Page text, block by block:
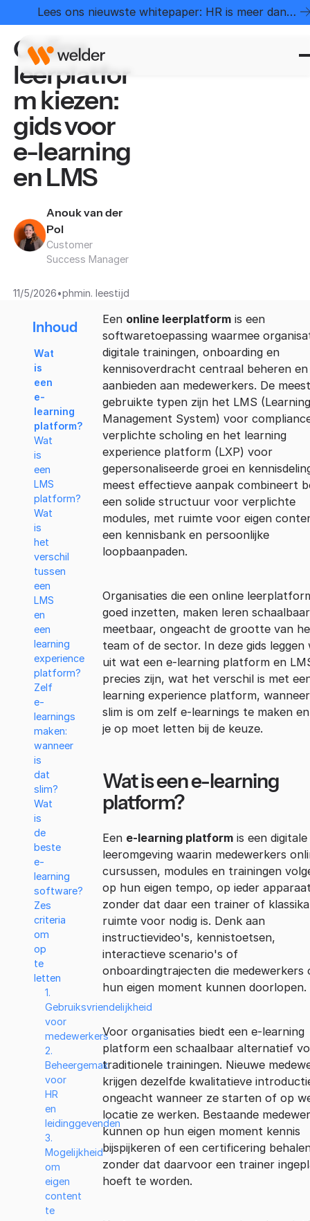
Lees ons nieuwste whitepaper: HR is meer dan
administratie
HomeKenniscentrum Online leerplatform kiezen: gids voor e-learning en LMS
Online
leerplatfor
m kiezen:
gids voor
e-learning
en LMS
Anouk van der
Pol
Customer
Success Manager
11/5/2026•phmin. leestijd
Inhoud
Wat
is
een
e-
learning
platform?
Wat
is
een
LMS
platform?
Wat
is
het
verschil
tussen
een
LMS
en
een
learning
experience
platform?
Zelf
e-
learnings
maken:
wanneer
is
dat
slim?
Wat
is
de
beste
e-
learning
software?
Zes
criteria
om
op
te
letten
1.
Gebruiksvriendelijkheid
voor
medewerkers
2.
Beheergemak
voor
HR
en
leidinggevenden
3.
Mogelijkheid
om
eigen
content
te
Een online leerplatformis een
softwaretoepassing waarmee
digitale trainingen, onboarding en
kennisoverdracht centraal beheren en
aanbieden aan medewerkers. De meest
gebruikte typen zijn het LMS (Learning
Management System) voor
verplichte scholing en het learning
experience platform (LXP) voor
gepersonaliseerde groei en
meest effectieve aanpak combineert
een solide structuur voor verplichte
modules, met ruimte voor eigen
een kennisbank en persoonlijke
loopbaanpaden.
Organisaties die een online
goed inzetten, maken leren
meetbaar, ongeacht de grootte van
team of de sector. In deze gids leggen
uit wat een e-learning platform en
precies zijn, wat het verschil is met
learning experience platform,
slim is om zelf e-learnings te maken
je op moet letten bij de keuze.
Wat is een e-learning
platform?
Een e-learning platformis een digitale
leeromgeving waarin medewerkers
cursussen, modules en trainingen
op hun eigen tempo, op ieder
zonder dat daar een trainer of
ruimte voor nodig is. Denk aan
instructievideo's, kennistoetsen,
interactieve scenario's of
onboardingtrajecten die medewerkers
hun eigen moment kunnen doorlopen.
Voor organisaties biedt een e-learning
platform een schaalbaar alternatief
traditionele trainingen. Nieuwe
krijgen dezelfde kwalitatieve
ongeacht wanneer ze starten of op
locatie ze werken. Bestaande
kunnen op hun eigen moment kennis
bijspijkeren of een certificering
zonder dat daarvoor een trainer
hoeft te worden.